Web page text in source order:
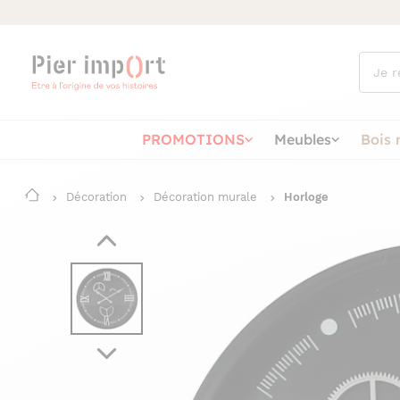
vous ?
PROMOTIONS Meubles Bois
Décoration Décoration murale Horloge